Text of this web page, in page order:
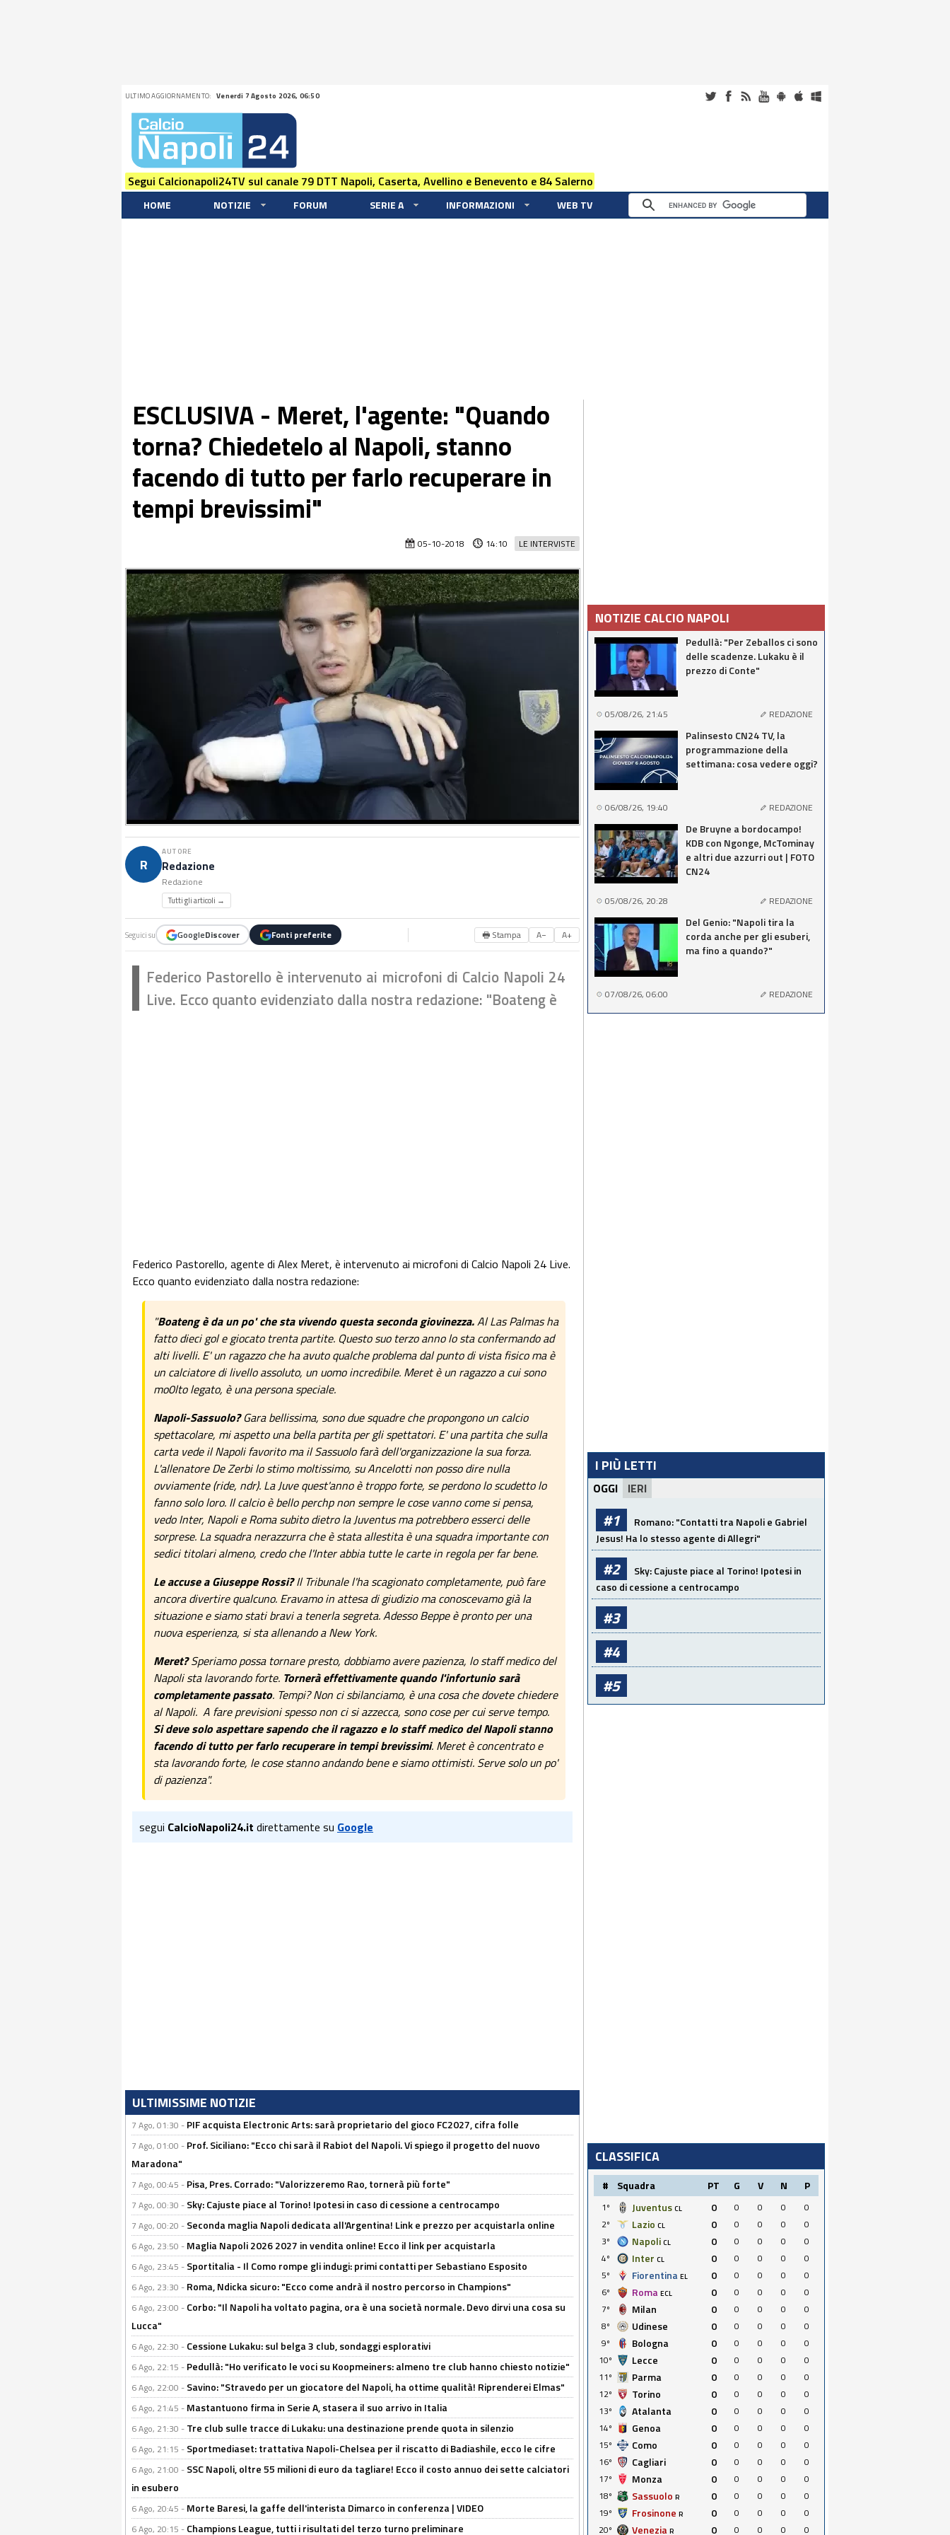
ULTIMO AGGIORNAMENTO: Venerdi 7 Agosto 2026, 06:50
Segui Calcionapoli24TV sul canale 79 DTT Napoli, Caserta, Avellino e Benevento e 84 Salerno
HOME NOTIZIE FORUM SERIE A INFORMAZIONI WEB TV
ESCLUSIVA - Meret, l'agente: "Quando
torna? Chiedetelo al Napoli, stanno
facendo di tutto per farlo recuperare in
tempi brevissimi"
LE INTERVISTE
05-10-2018 14:10
R
AUTORE
Redazione
Redazione
Tutti gli articoli →
Seguici su GoogleDiscover Fonti preferite 🖶 Stampa A− A+
Federico Pastorello è intervenuto ai microfoni di Calcio Napoli 24
Live. Ecco quanto evidenziato dalla nostra redazione: "Boateng è
Federico Pastorello, agente di Alex Meret, è intervenuto ai microfoni di Calcio Napoli 24 Live.
Ecco quanto evidenziato dalla nostra redazione:
"Boateng è da un po' che sta vivendo questa seconda giovinezza.Al Las Palmas ha
fatto dieci gol e giocato trenta partite. Questo suo terzo anno lo sta confermando ad
alti livelli. E' un ragazzo che ha avuto qualche problema dal punto di vista fisico ma è
un calciatore di livello assoluto, un uomo incredibile. Meret è un ragazzo a cui sono
mo0lto legato, è una persona speciale.
Napoli-Sassuolo?Gara bellissima, sono due squadre che propongono un calcio
spettacolare, mi aspetto una bella partita per gli spettatori. E' una partita che sulla
carta vede il Napoli favorito ma il Sassuolo farà dell'organizzazione la sua forza.
L'allenatore De Zerbi lo stimo moltissimo, su Ancelotti non posso dire nulla
ovviamente (ride, ndr). La Juve quest'anno è troppo forte, se perdono lo scudetto lo
fanno solo loro. Il calcio è bello perchp non sempre le cose vanno come si pensa,
vedo Inter, Napoli e Roma subito dietro la Juventus ma potrebbero esserci delle
sorprese. La squadra nerazzurra che è stata allestita è una squadra importante con
sedici titolari almeno, credo che l'Inter abbia tutte le carte in regola per far bene.
Le accuse a Giuseppe Rossi?Il Tribunale l'ha scagionato completamente, può fare
ancora divertire qualcuno. Eravamo in attesa di giudizio ma conoscevamo già la
situazione e siamo stati bravi a tenerla segreta. Adesso Beppe è pronto per una
nuova esperienza, si sta allenando a New York.
Meret?Speriamo possa tornare presto, dobbiamo avere pazienza, lo staff medico del
Napoli sta lavorando forte. Tornerà effettivamente quando l'infortunio sarà
completamente passato. Tempi? Non ci sbilanciamo, è una cosa che dovete chiedere
al Napoli. A fare previsioni spesso non ci si azzecca, sono cose per cui serve tempo.
Si deve solo aspettare sapendo che il ragazzo e lo staff medico del Napoli stanno
facendo di tutto per farlo recuperare in tempi brevissimi. Meret è concentrato e
sta lavorando forte, le cose stanno andando bene e siamo ottimisti. Serve solo un po'
di pazienza".
segui CalcioNapoli24.it direttamente su Google
ULTIMISSIME NOTIZIE
7 Ago, 01:30 - PIF acquista Electronic Arts: sarà proprietario del gioco FC2027, cifra folle
7 Ago, 01:00 - Prof. Siciliano: "Ecco chi sarà il Rabiot del Napoli. Vi spiego il progetto del nuovo
Maradona"
7 Ago, 00:45 - Pisa, Pres. Corrado: "Valorizzeremo Rao, tornerà più forte"
7 Ago, 00:30 - Sky: Cajuste piace al Torino! Ipotesi in caso di cessione a centrocampo
7 Ago, 00:20 - Seconda maglia Napoli dedicata all'Argentina! Link e prezzo per acquistarla online
6 Ago, 23:50 - Maglia Napoli 2026 2027 in vendita online! Ecco il link per acquistarla
6 Ago, 23:45 - Sportitalia - Il Como rompe gli indugi: primi contatti per Sebastiano Esposito
6 Ago, 23:30 - Roma, Ndicka sicuro: "Ecco come andrà il nostro percorso in Champions"
6 Ago, 23:00 - Corbo: "Il Napoli ha voltato pagina, ora è una società normale. Devo dirvi una cosa su
Lucca"
6 Ago, 22:30 - Cessione Lukaku: sul belga 3 club, sondaggi esplorativi
6 Ago, 22:15 - Pedullà: "Ho verificato le voci su Koopmeiners: almeno tre club hanno chiesto notizie"
6 Ago, 22:00 - Savino: "Stravedo per un giocatore del Napoli, ha ottime qualità! Riprenderei Elmas"
6 Ago, 21:45 - Mastantuono firma in Serie A, stasera il suo arrivo in Italia
6 Ago, 21:30 - Tre club sulle tracce di Lukaku: una destinazione prende quota in silenzio
6 Ago, 21:15 - Sportmediaset: trattativa Napoli-Chelsea per il riscatto di Badiashile, ecco le cifre
6 Ago, 21:00 - SSC Napoli, oltre 55 milioni di euro da tagliare! Ecco il costo annuo dei sette calciatori
in esubero
6 Ago, 20:45 - Morte Baresi, la gaffe dell'interista Dimarco in conferenza | VIDEO
6 Ago, 20:15 - Champions League, tutti i risultati del terzo turno preliminare
NOTIZIE CALCIO NAPOLI
Pedullà: "Per Zeballos ci sono
delle scadenze. Lukaku è il
prezzo di Conte"
05/08/26, 21:45 REDAZIONE
Palinsesto CN24 TV, la
programmazione della
settimana: cosa vedere oggi?
06/08/26, 19:40 REDAZIONE
De Bruyne a bordocampo!
KDB con Ngonge, McTominay
e altri due azzurri out | FOTO
CN24
05/08/26, 20:28 REDAZIONE
Del Genio: "Napoli tira la
corda anche per gli esuberi,
ma fino a quando?"
07/08/26, 06:00 REDAZIONE
I PIÙ LETTI
OGGI IERI
#1
Romano: "Contatti tra Napoli e Gabriel
Jesus! Ha lo stesso agente di Allegri"
#2
Sky: Cajuste piace al Torino! Ipotesi in
caso di cessione a centrocampo
#3
#4
#5
CLASSIFICA
# Squadra PT G V N P
1º Juventus CL 0 0 0 0
0
2º
Lazio CL 0 0 0 0
0
3º
Napoli CL 0 0 0 0
0
4º
Inter CL 0 0 0 0
0
5º
Fiorentina EL 0 0 0 0
0
6º
Roma ECL 0 0 0 0
0
7º
Milan 0 0 0 0
0
8º
Udinese 0 0 0 0
0
9º
Bologna 0 0 0 0
0
10º
Lecce 0 0 0 0
0
11º
Parma 0 0 0 0
0
12º
Torino 0 0 0 0
0
13º
Atalanta 0 0 0 0
0
14º
Genoa 0 0 0 0
0
15º
Como 0 0 0 0
0
16º
Cagliari 0 0 0 0
0
17º
Monza 0 0 0 0
0
18º
Sassuolo R 0 0 0 0
0
19º
Frosinone R 0 0 0 0
0
20º
Venezia R 0 0 0 0 0